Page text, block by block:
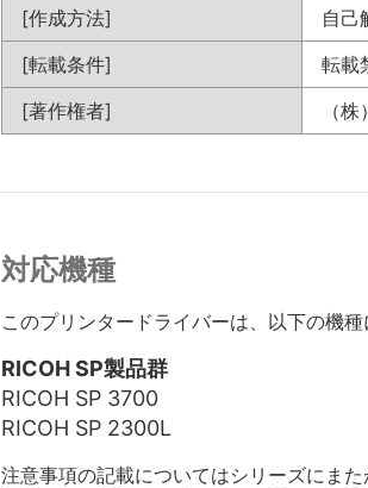
[作成方法]
自己
[転載条件]
転載
[著作権者]
（
対応機種
このプリンタードライバーは、以下の機種
RICOH SP製品群
RICOH SP 3700
RICOH SP 2300L
注意事項の記載についてはシリーズにま